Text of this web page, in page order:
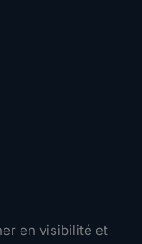
en visibilité et